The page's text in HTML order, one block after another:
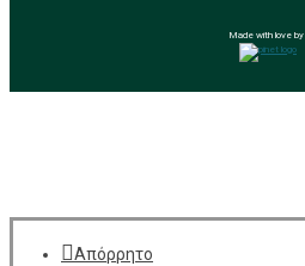
Made with love by
Απόρρητο